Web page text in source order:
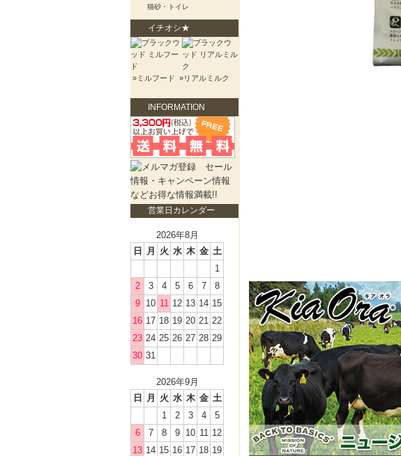
猫砂・トイレ
イチオシ★
»ミルフード »リアルミルク
INFORMATION
営業日カレンダー
2026年8月
日
月 火 水 木 金 土
1
2
3 4 5 6 7
8
9
10 11 12 13 14 15
16 17 18 19 20 21 22
23 24 25 26 27 28 29
30 31
2026年9月
日
月 火 水 木 金 土
1
2 3 4
5
6
7 8 9 10 11 12
13 14 15 16 17 18 19